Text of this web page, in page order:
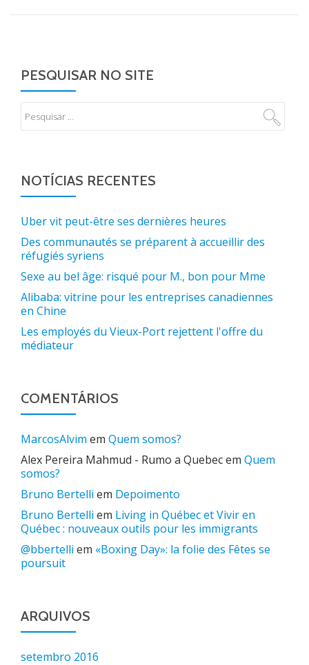
PESQUISAR NO SITE
NOTÍCIAS RECENTES
Uber vit peut-être ses dernières heures
Des communautés se préparent à accueillir des
réfugiés syriens
Sexe au bel âge: risqué pour M., bon pour Mme
Alibaba: vitrine pour les entreprises canadiennes
en Chine
Les employés du Vieux-Port rejettent l'offre du
médiateur
COMENTÁRIOS
MarcosAlvim em Quem somos?
Alex Pereira Mahmud - Rumo a Quebecem Quem
somos?
Bruno Bertelli em Depoimento
Bruno Bertelli em Living in Québec et Vivir en
Québec : nouveaux outils pour les immigrants
@bbertelli em «Boxing Day»: la folie des Fêtes se
poursuit
ARQUIVOS
setembro 2016